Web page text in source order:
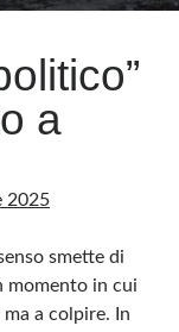
a
2025
smette di
momento in cui
a colpire. In